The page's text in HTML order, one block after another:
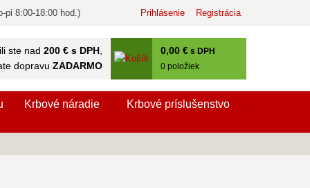
ste nad 200 € s DPH ,
dopravu ZADARMO
0,00 € s DPH
0 položiek
Prihlásenie Registrácia
pi 8:00-18:00 hod.)
Krbové náradie Krbové príslušenstvo